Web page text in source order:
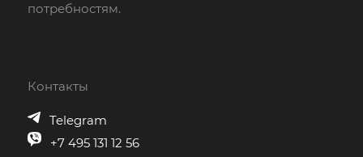
потребностям.
Контакты
Telegram
+7 495 131 12 56